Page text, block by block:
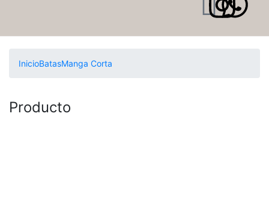
InicioBatasManga Corta
Producto